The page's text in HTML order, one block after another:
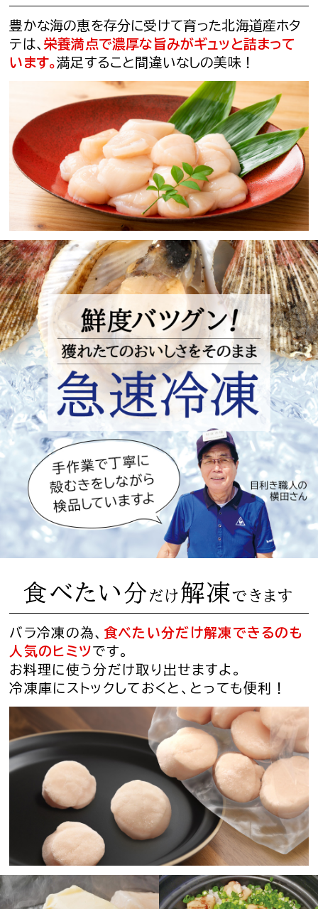
豊かな海の恵を存分に受けて育った北海道産ホタ
テは、栄養満点で濃厚な旨みがギュッと詰まって
います。満足すること間違いなしの美味！
食べたい分だけ解凍できます
バラ冷凍の為、 食べたい分だけ解凍できるのも
人気のヒミツです。
お料理に使う分だけ取り出せますよ。
冷凍庫にストックしておくと、とっても便利！